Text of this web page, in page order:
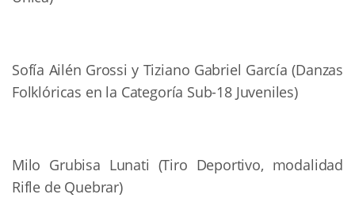
Sofía Ailén Grossi y Tiziano Gabriel García (Danzas
Folklóricas en la Categoría Sub-18 Juveniles)
Milo Grubisa Lunati (Tiro Deportivo, modalidad
Rifle de Quebrar)